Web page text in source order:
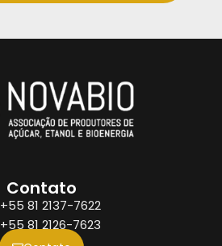
Contato
+55 81 2137-7622
+55 81 2126-7623